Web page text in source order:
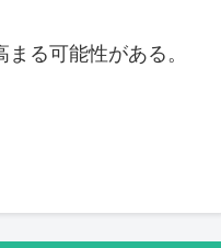
る可能性がある。